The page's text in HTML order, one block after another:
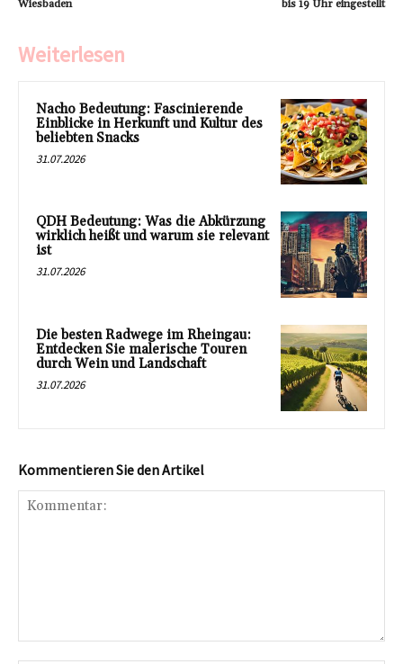
Wiesbaden bis 19 Uhr eingestellt
Weiterlesen
Nacho Bedeutung: Fascinierende
Einblicke in Herkunft und Kultur des
beliebten Snacks
31.07.2026
QDH Bedeutung: Was die Abkürzung
wirklich heißt und warum sie relevant
ist
31.07.2026
Die besten Radwege im Rheingau:
Entdecken Sie malerische Touren
durch Wein und Landschaft
31.07.2026
Kommentieren Sie den Artikel